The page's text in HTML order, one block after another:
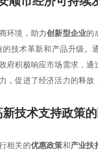
环境，助力创新型企业的
技术革新和产品升级。
府积极响应市场需求，
，促进了经济活力的释
技术支持政策
相关的优惠政策和产业扶